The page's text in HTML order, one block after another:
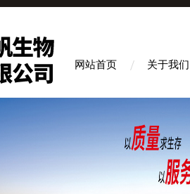
网站首页 关于我们